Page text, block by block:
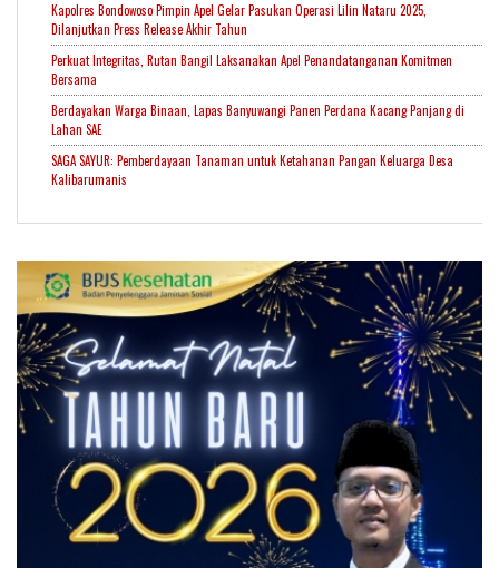
Kapolres Bondowoso Pimpin Apel Gelar Pasukan Operasi Lilin Nataru 2025,
Dilanjutkan Press Release Akhir Tahun
Perkuat Integritas, Rutan Bangil Laksanakan Apel Penandatanganan Komitmen
Bersama
Berdayakan Warga Binaan, Lapas Banyuwangi Panen Perdana Kacang Panjang di
Lahan SAE
SAGA SAYUR: Pemberdayaan Tanaman untuk Ketahanan Pangan Keluarga Desa
Kalibarumanis